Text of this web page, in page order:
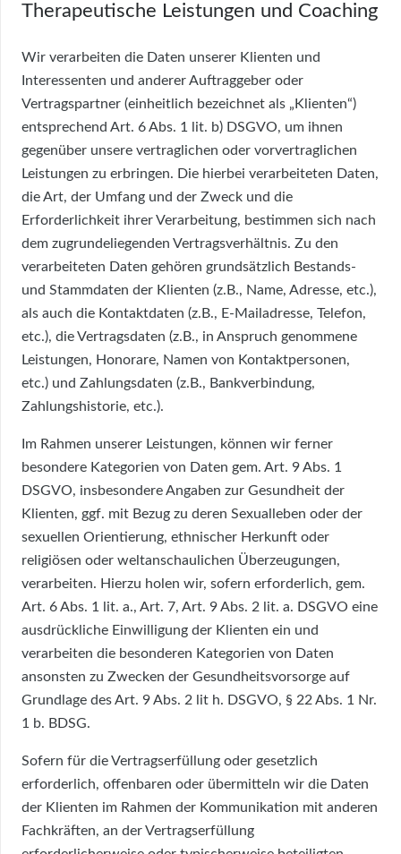
Therapeutische Leistungen und Coaching
Wir verarbeiten die Daten unserer Klienten und
Interessenten und anderer Auftraggeber oder
Vertragspartner (einheitlich bezeichnet als „Klienten“)
entsprechend Art. 6 Abs. 1 lit. b) DSGVO, um ihnen
gegenüber unsere vertraglichen oder vorvertraglichen
Leistungen zu erbringen. Die hierbei verarbeiteten Daten,
die Art, der Umfang und der Zweck und die
Erforderlichkeit ihrer Verarbeitung, bestimmen sich nach
dem zugrundeliegenden Vertragsverhältnis. Zu den
verarbeiteten Daten gehören grundsätzlich Bestands-
und Stammdaten der Klienten (z.B., Name, Adresse, etc.),
als auch die Kontaktdaten (z.B., E-Mailadresse, Telefon,
etc.), die Vertragsdaten (z.B., in Anspruch genommene
Leistungen, Honorare, Namen von Kontaktpersonen,
etc.) und Zahlungsdaten (z.B., Bankverbindung,
Zahlungshistorie, etc.).
Im Rahmen unserer Leistungen, können wir ferner
besondere Kategorien von Daten gem. Art. 9 Abs. 1
DSGVO, insbesondere Angaben zur Gesundheit der
Klienten, ggf. mit Bezug zu deren Sexualleben oder der
sexuellen Orientierung, ethnischer Herkunft oder
religiösen oder weltanschaulichen Überzeugungen,
verarbeiten. Hierzu holen wir, sofern erforderlich, gem.
Art. 6 Abs. 1 lit. a., Art. 7, Art. 9 Abs. 2 lit. a. DSGVO eine
ausdrückliche Einwilligung der Klienten ein und
verarbeiten die besonderen Kategorien von Daten
ansonsten zu Zwecken der Gesundheitsvorsorge auf
Grundlage des Art. 9 Abs. 2 lit h. DSGVO, § 22 Abs. 1 Nr.
1 b. BDSG.
Sofern für die Vertragserfüllung oder gesetzlich
erforderlich, offenbaren oder übermitteln wir die Daten
der Klienten im Rahmen der Kommunikation mit anderen
Fachkräften, an der Vertragserfüllung